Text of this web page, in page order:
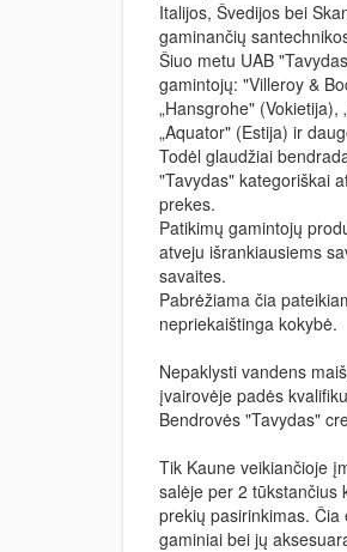
Italijos, Švedijos bei
gaminančių
Šiuo metu UAB
gamintojų: "Villeroy &
„Hansgrohe" (Vokietija),
„Aquator" (Estija) ir
Todėl glaudžiai
"Tavydas" kategoriškai
prekes.
Patikimų gamintojų
atveju išrankiausiems
savaites.
Pabrėžiama čia
nepriekaištinga kokybė.
Nepaklysti vandens
įvairovėje padės
Bendrovės "Tavydas"
Tik Kaune veikiančioje
salėje per 2 tūkstančius
prekių pasirinkimas.
gaminiai bei jų